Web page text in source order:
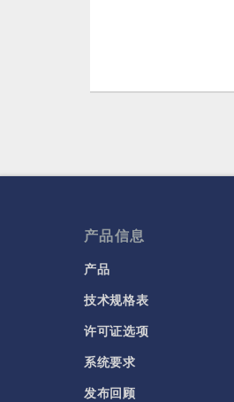
产品信息
产品
技术规格表
许可证选项
系统要求
发布回顾